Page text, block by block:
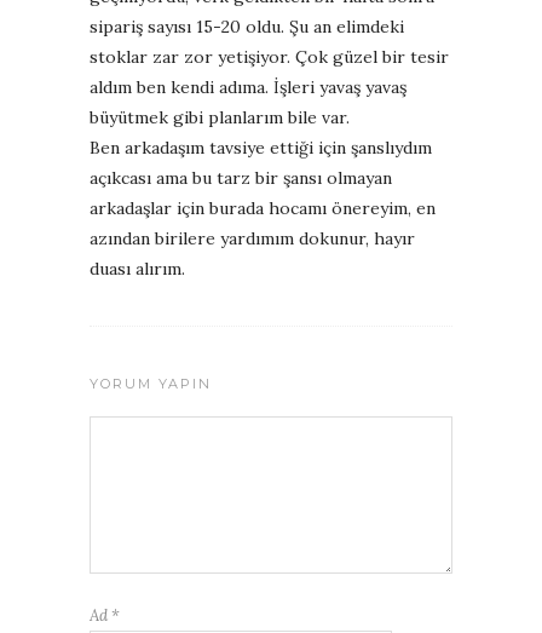
sipariş sayısı 15-20 oldu. Şu an elimdeki
stoklar zar zor yetişiyor. Çok güzel bir tesir
aldım ben kendi adıma. İşleri yavaş yavaş
büyütmek gibi planlarım bile var.
Ben arkadaşım tavsiye ettiği için şanslıydım
açıkcası ama bu tarz bir şansı olmayan
arkadaşlar için burada hocamı önereyim, en
azından birilere yardımım dokunur, hayır
duası alırım.
YORUM YAPIN
Ad *